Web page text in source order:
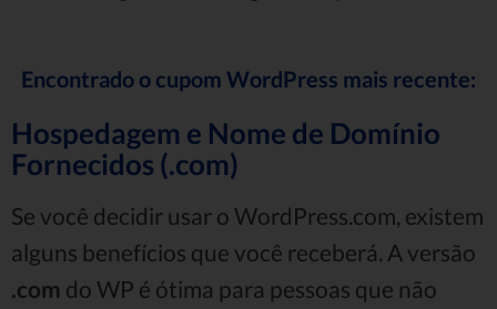
Encontrado o cupom WordPress mais recente:
Hospedagem e Nome de Domínio
Fornecidos (.com)
Se você decidir usar o WordPress.com, existem
alguns benefícios que você receberá. A versão
.com do WP é ótima para pessoas que não